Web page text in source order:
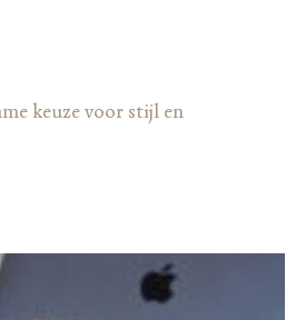
keuze voor stijl en